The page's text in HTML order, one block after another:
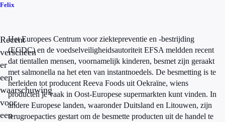
Felix
Recent
verscheen
er
een
waarschuwing
voor
een
Het Europees Centrum voor ziektepreventie en -bestrijding
(ECDC) en de voedselveiligheidsautoriteit EFSA meldden recent
dat tientallen mensen, voornamelijk kinderen, besmet zijn geraakt
met salmonella na het eten van instantnoedels. De besmetting is te
herleiden tot producent Reeva Foods uit Oekraïne, wiens
producten je vaak in Oost-Europese supermarkten kunt vinden. In
andere Europese landen, waaronder Duitsland en Litouwen, zijn
terugroepacties gestart om de besmette producten uit de handel te